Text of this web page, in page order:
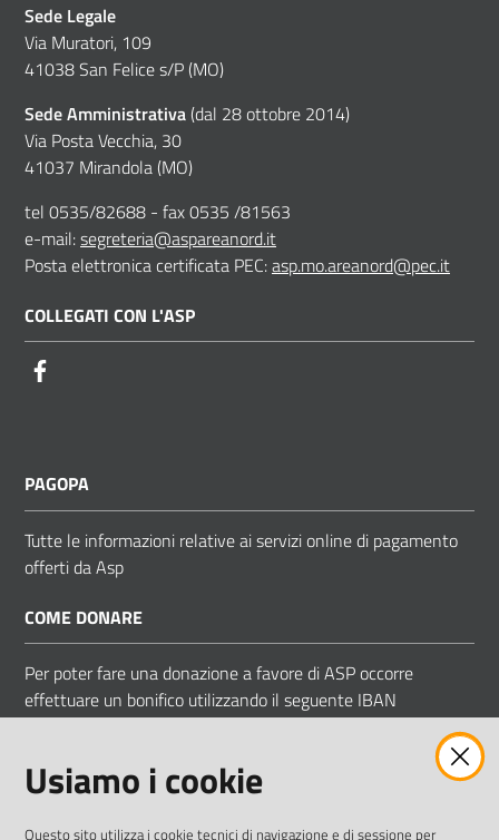
Sede Legale
Via Muratori, 109
41038 San Felice s/P (MO)
Sede Amministrativa (dal 28 ottobre 2014)
Via Posta Vecchia, 30
41037 Mirandola (MO)
tel 0535/82688 - fax 0535 /81563
e-mail:segreteria@aspareanord.it
Posta elettronica certificata PEC:asp.mo.areanord@pec.it
COLLEGATI CON L'ASP
PAGOPA
Tutte le informazioni relative ai servizi online di pagamento
offerti da Asp
COME DONARE
Per poter fare una donazione a favore di ASP occorre
effettuare un bonifico utilizzando il seguente IBAN
Intestato ad ASP COMUNI MODENESI AREA NORD
Usiamo i cookie
Questo sito utilizza i cookie tecnici di navigazione e di sessione per